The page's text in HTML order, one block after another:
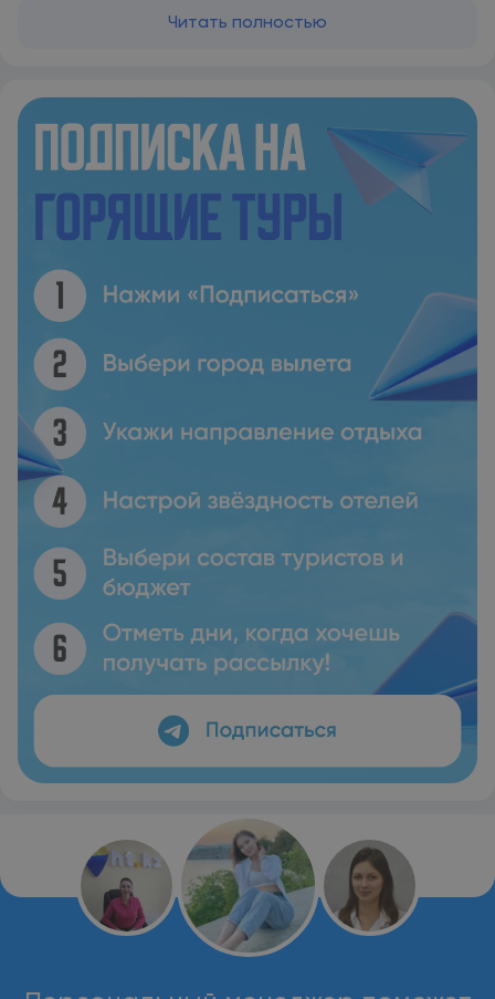
звукоизолированные номера были полостью
вокруг которого расставлены шезлонги, и заказать
освежающие коктейли в баре отеля. В радиусе 200 метров
от отеля расположено несколько ресторанов. Ираклион
славится памятниками османской, византийской и
венецианской архитектуры, а также ресторанами критской
кухни и сувенирными магазинами. Сотрудники
круглосуточной стойки регистрации организуют для гостей
частная парковка. Международный аэропорт Ираклион
«Никос Казандзакис» находится всего в 1,5 км.
Читать полностью